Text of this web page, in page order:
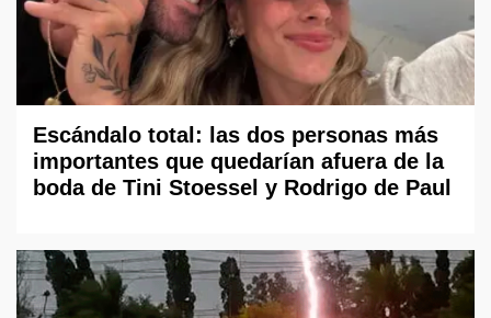
Escándalo total: las dos personas más
importantes que quedarían afuera de la
boda de Tini Stoessel y Rodrigo de Paul